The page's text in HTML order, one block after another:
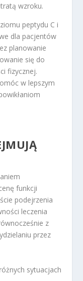
wzroku.
peptydu C i
dla pacjentów
planowanie
się do
fizycznej.
w lepszym
funkcji
podejrzenia
leczenia
z
przez
sytuacjach